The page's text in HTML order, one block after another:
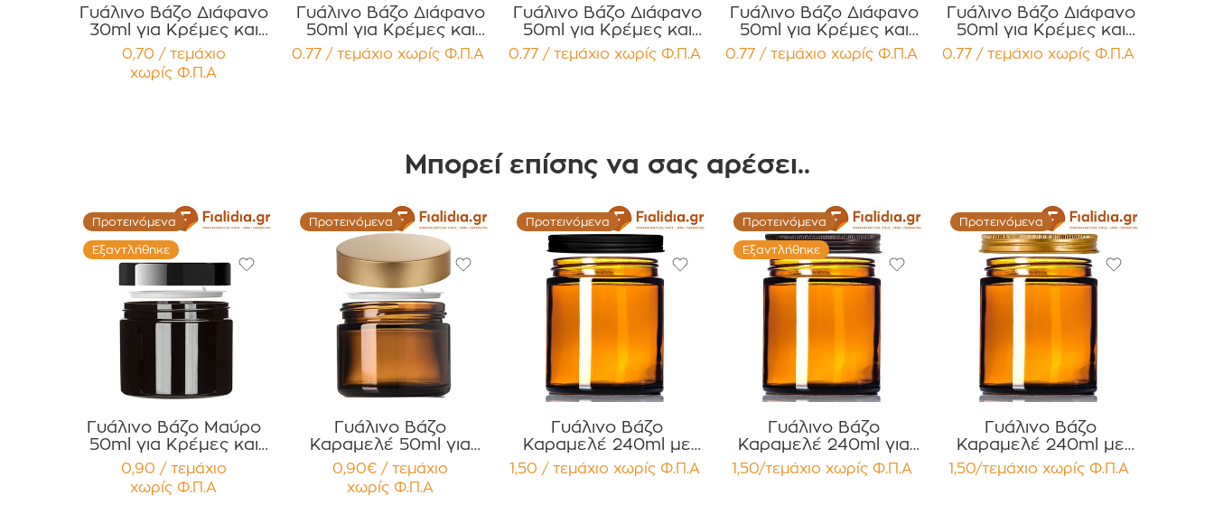
Γυάλινο Βάζο Διάφανο
30ml για Κρέμες και
Κηραλοιφές με λευκό
Γυαλιστερό Καπάκι
Παρέμβυσμα Press
0,70 / τεμάχιο
χωρίς Φ.Π.Α
Γυάλινο Βάζο Διάφανο
50ml για Κρέμες και
Κηραλοιφές με Μαύρο
Γυαλιστερό Καπάκι
0.77 / τεμάχιο χωρίς Φ.Π.Α
Γυάλινο Βάζο Διάφανο
50ml για Κρέμες και
Κηραλοιφές με Μαύρο
Γυαλιστερό Καπάκι
0.77 / τεμάχιο χωρίς Φ.Π.Α
Γυάλινο Βάζο Διάφανο
50ml για Κρέμες και
Κηραλοιφές με Λευκό
Γυαλιστερό Καπάκι
0.77 / τεμάχιο χωρίς Φ.Π.Α
Γυάλινο Βάζο Διάφανο
50ml για Κρέμες και
Κηραλοιφές με Λευκό
Γυαλιστερό Καπάκι
0.77 / τεμάχιο χωρίς Φ.Π.Α
Μπορεί επίσης να σας αρέσει..
Προτεινόμενα
Εξαντλήθηκε
Γυάλινο Βάζο Μαύρο
50ml για Κρέμες και
Κηραλοιφές με Μαύρο
Γυαλιστερό Καπάκι
Παρέμβυσμα
0,90 / τεμάχιο
χωρίς Φ.Π.Α
Προτεινόμενα
Γυάλινο Βάζο
Καραμελέ 50ml για
Κρέμες και Κηραλοιφές
με Χρυσό ΜΑΤ Καπάκι
Παρέμβυσμα
0,90€ / τεμάχιο
χωρίς Φ.Π.Α
Προτεινόμενα
Γυάλινο Βάζο
Καραμελέ 240ml με
Μαύρο Ματ Καπάκι
Αλουμινίου για κεριά,
1,50 / τεμάχιο χωρίς Φ.Π.Α
Προτεινόμενα
Εξαντλήθηκε
Γυάλινο Βάζο
Καραμελέ 240ml για
Κεριά με Καφέ Καπάκι
Αλουμινίου για
1,50/τεμάχιο χωρίς Φ.Π.Α
Προτεινόμενα
Γυάλινο Βάζο
Καραμελέ 240ml με
Χρυσό Καπάκι
Αλουμινίου για κεριά,
1,50/τεμάχιο χωρίς Φ.Π.Α